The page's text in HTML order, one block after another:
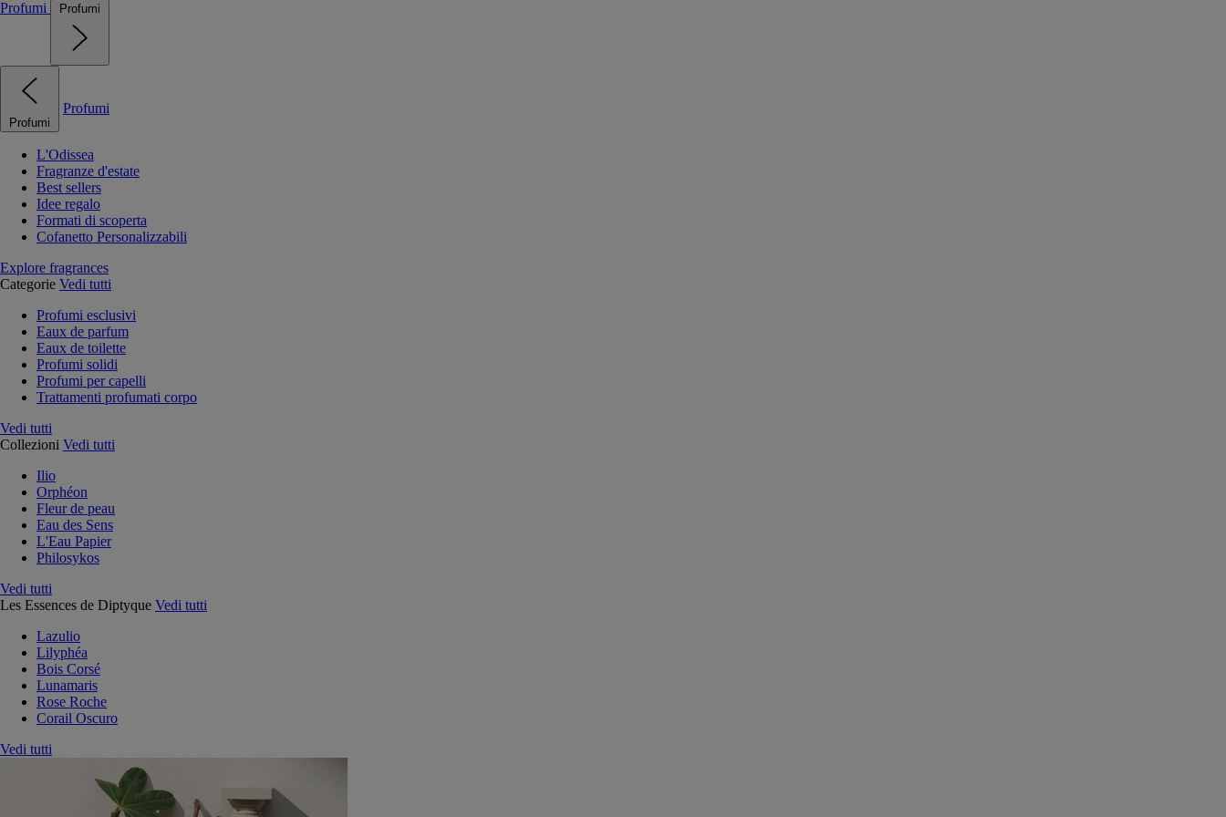
Profumi Profumi
Profumi
Profumi
L'Odissea
Fragranze d'estate
Best sellers
Idee regalo
Formati di scoperta
Cofanetto Personalizzabili
Explore fragrances
Categorie Vedi tutti
Profumi esclusivi
Eaux de parfum
Eaux de toilette
Profumi solidi
Profumi per capelli
Trattamenti profumati corpo
Vedi tutti
Collezioni Vedi tutti
Ilio
Orphéon
Fleur de peau
Eau des Sens
L'Eau Papier
Philosykos
Vedi tutti
Les Essences de Diptyque Vedi tutti
Lazulio
Lilyphéa
Bois Corsé
Lunamaris
Rose Roche
Corail Oscuro
Vedi tutti